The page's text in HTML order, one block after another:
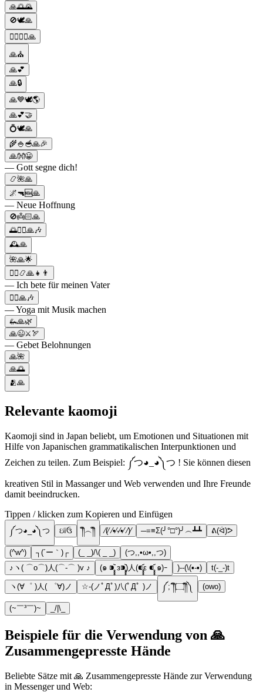
🙏🌅🌄
🚫🕊️🙏
🧘‍♀️🧘‍♂️🙏
🙏⛪
🙏💕
🙏🔒
🙏💙🕊🌎
🙏💕🤝
💍🕊🙏
🌾🍚🥣🙏🎉
🙏👐😀
— Gott segne dich!
📿🌺🙏
🌌🔫🆕🙏
— Neue Hoffnung
🚫👼🏻🙏
🌅🧘‍♂️🙏🎶
🕰️🙏
🌺🙏🌟
🧙‍♀️📿🙏👧👨
— Ich bete für meinen Vater
🧘‍♂️🙏🎶
— Yoga mit Musik machen
🦗🙏🌿
🙏😉⚔️🏹
— Gebet Belohnungen
🙏🌺
🙏🌅
🫂🙏
Relevante kaomoji
Kaomoji sind in Japan beliebt, um Emotionen und Situationen mit
Hilfe von Japanischen grammatikalischen Interpunktionen und
Zeichen zu teilen. Zum Beispiel: ༼つ◕_◕༽つ ! Sie können diesen
kreativen Stil in Massanger und Web verwenden und Ihre Freunde
damit beeindrucken.
Tippen / klicken zum Kopieren und Einfügen
༼つ◕_◕༽つ ઇ‍їઉ ༎ຶ︵༎ຶ ⁄(⁄ ⁄•⁄-⁄•⁄ ⁄)⁄ ─=≡Σ(╯°□°)╯︵┻┻ ᕕ(ᐛ)ᕗ
(^w^) ┐(´ー｀)┌ (_ _)/\( _ _)
(つ,,•ω•,,つ)
♪ヽ( ⌒o⌒)人(⌒-⌒ )v ♪
(๑ ⁍̥̥̥᷅ ᴈ⁍̥̥̥᷅)人(⁌̥̥̥᷄ε ⁌̥̥̥᷄ ๑)ｰ )--(\(▪-▪) t(-_-)t
ヽ(∀゜ )人( ゜∀)ノ ☆-(ノﾟДﾟ)八(ﾟДﾟ )ノ ༼;´༎ຶ۝༎ຶ༽ (owo)
(~￣³￣)~ _/|\_
Beispiele für die Verwendung von 🙏
Zusammengepresste Hände
Beliebte Sätze mit 🙏 Zusammengepresste Hände zur Verwendung
in Messenger und Web: